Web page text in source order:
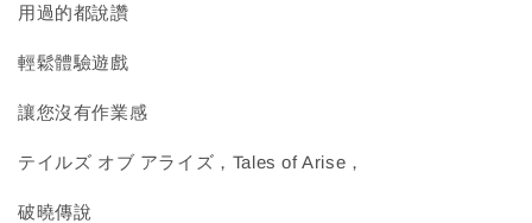
用過的都說讚
輕鬆體驗遊戲
讓您沒有作業感
テイルズ オブ アライズ，Tales of Arise，
破曉傳說